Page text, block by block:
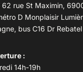
62 rue St Maximin,
D Monplaisir
bus C16 Dr Rebatel
:
14h-19h